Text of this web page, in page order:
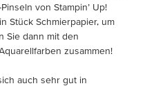
von Stampin’ Up!
Stück Schmierpapier, um
Sie dann mit den
zusammen!
auch sehr gut in